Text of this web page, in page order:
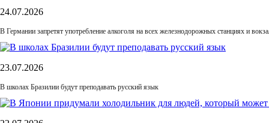
24.07.2026
В Германии запретят употребление алкоголя на всех железнодорожных станциях и
23.07.2026
В школах Бразилии будут преподавать русский язык